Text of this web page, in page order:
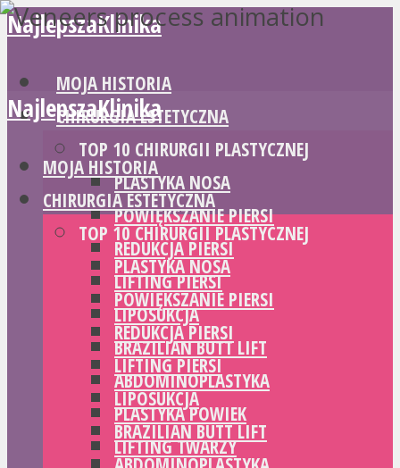
NajlepszaKlinika
MOJA HISTORIA
CHIRURGIA ESTETYCZNA
TOP 10 CHIRURGII PLASTYCZNEJ
PLASTYKA NOSA
POWIĘKSZANIE PIERSI
REDUKCJA PIERSI
LIFTING PIERSI
LIPOSUKCJA
BRAZILIAN BUTT LIFT
ABDOMINOPLASTYKA
PLASTYKA POWIEK
LIFTING TWARZY
NajlepszaKlinika
MOJA HISTORIA
CHIRURGIA ESTETYCZNA
TOP 10 CHIRURGII PLASTYCZNEJ
PLASTYKA NOSA
POWIĘKSZANIE PIERSI
REDUKCJA PIERSI
LIFTING PIERSI
LIPOSUKCJA
BRAZILIAN BUTT LIFT